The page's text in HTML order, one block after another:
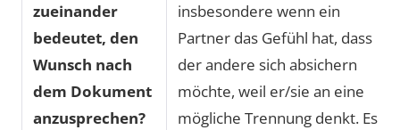
zueinander
bedeutet, den
Wunsch nach
dem Dokument
anzusprechen?
insbesondere wenn ein
Partner das Gefühl hat, dass
der andere sich absichern
möchte, weil er/sie an eine
mögliche Trennung denkt. Es